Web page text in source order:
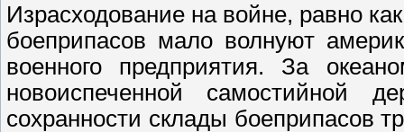
Израсходование на войне, равно
боеприпасов мало волнуют
военного предприятия. За
новоиспеченной самостийной
сохранности склады боеприпасов